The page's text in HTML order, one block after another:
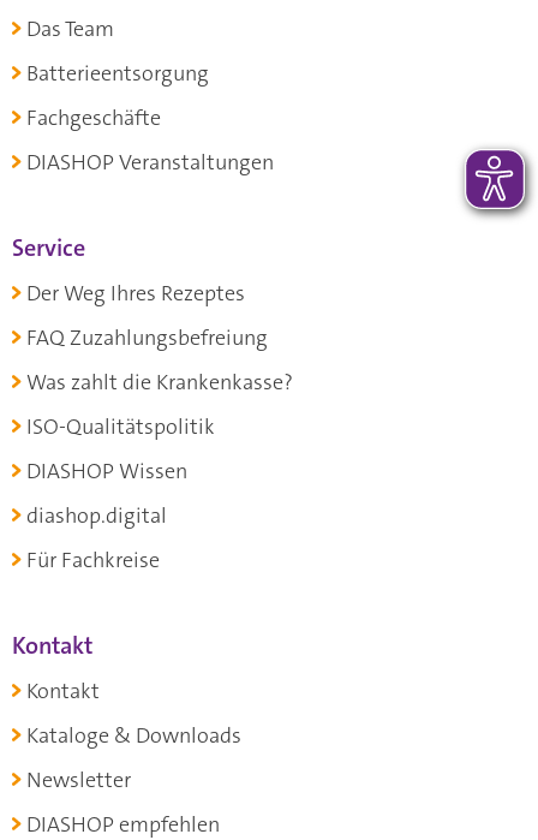
Das Team
Batterieentsorgung
Fachgeschäfte
DIASHOP Veranstaltungen
Service
Der Weg Ihres Rezeptes
FAQ Zuzahlungsbefreiung
Was zahlt die Krankenkasse?
ISO-Qualitätspolitik
DIASHOP Wissen
diashop.digital
Für Fachkreise
Kontakt
Kontakt
Kataloge & Downloads
Newsletter
DIASHOP empfehlen